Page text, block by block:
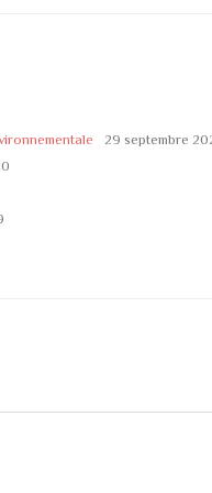
29 septembre